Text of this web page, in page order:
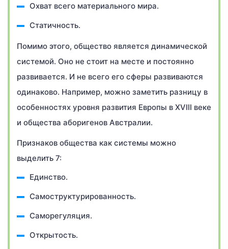
Охват всего материального мира.
Статичность.
Помимо этого, общество является динамической
системой. Оно не стоит на месте и постоянно
развивается. И не всего его сферы развиваются
одинаково. Например, можно заметить разницу в
особенностях уровня развития Европы в XVIII веке
и общества аборигенов Австралии.
Признаков общества как системы можно
выделить 7:
Единство.
Самоструктурированность.
Саморегуляция.
Открытость.